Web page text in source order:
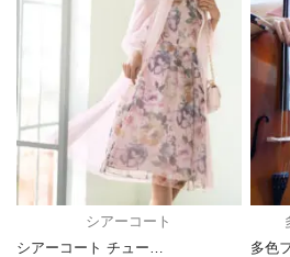
シアーコート
シアーコート チュー…
多色